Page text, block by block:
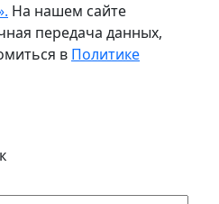
На нашем сайте
передача данных,
в Политике